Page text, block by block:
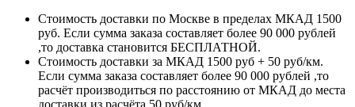
Стоимость доставки по Москве в пределах МКАД 1500
руб. Если сумма заказа составляет более 90 000 рублей
,то доставка становится БЕСПЛАТНОЙ.
Стоимость доставки за МКАД 1500 руб + 50 руб/км.
Если сумма заказа составляет более 90 000 рублей ,то
расчёт производиться по расстоянию от МКАД до места